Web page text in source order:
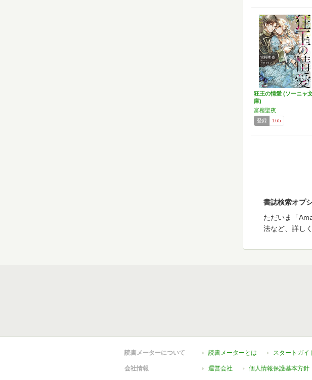
狂王の情愛 (ソーニャ
庫)
富樫聖夜
登録 165
書誌検索オプ
ただいま「
法など、詳し
読書メーターについて 読書メーターとは スタートガイ
会社情報 運営会社 個人情報保護基本方針